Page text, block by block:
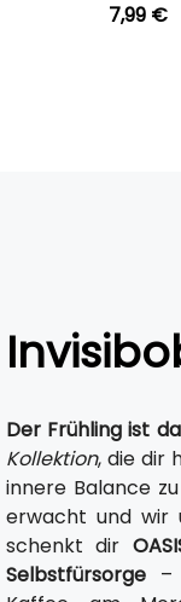
7,99 €
Der Frühling ist da
Kollektion, die dir
innere Balance
erwacht und wir
schenkt dir
Selbstfürsorge –